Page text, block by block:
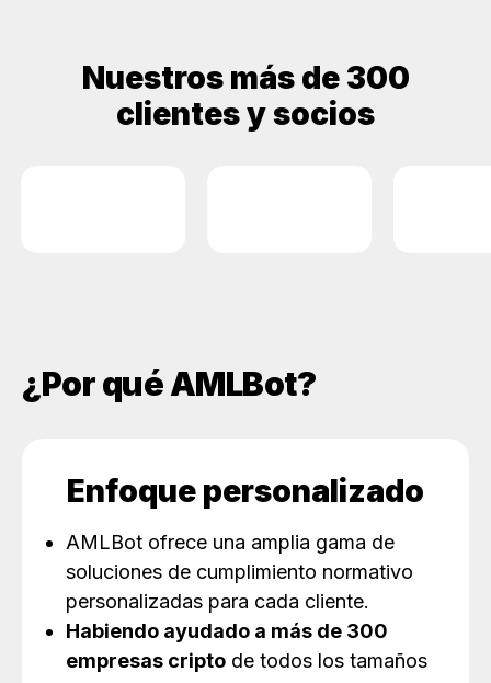
Nuestros más de 300
clientes y socios
¿Por qué AMLBot?
Enfoque personalizado
AMLBot ofrece una amplia gama de
soluciones de cumplimiento normativo
personalizadas para cada cliente.
Habiendo ayudado a más de 300
empresas cripto de todos los tamaños